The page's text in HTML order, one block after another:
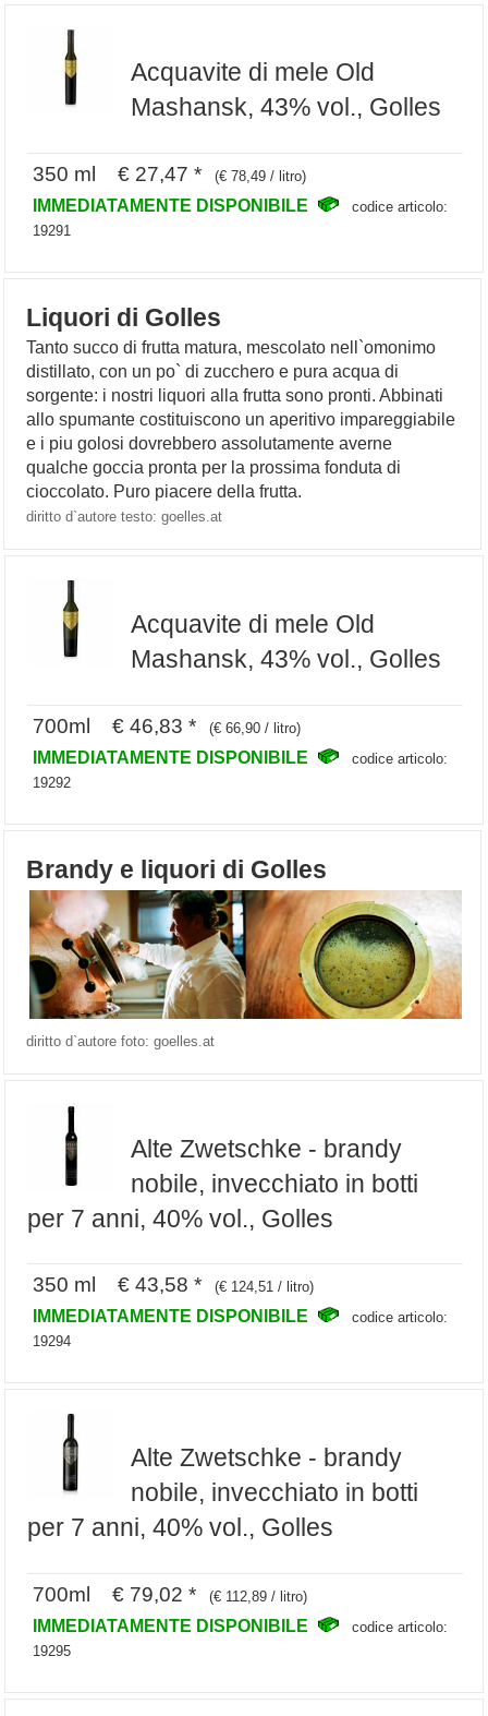
Acquavite di mele Old
Mashansk, 43% vol., Golles
350 ml € 27,47 * (€ 78,49 / litro)
IMMEDIATAMENTE DISPONIBILE
codice articolo:
19291
Liquori di Golles
Tanto succo di frutta matura, mescolato nell`omonimo
distillato, con un po` di zucchero e pura acqua di
sorgente: i nostri liquori alla frutta sono pronti. Abbinati
allo spumante costituiscono un aperitivo impareggiabile
e i piu golosi dovrebbero assolutamente averne
qualche goccia pronta per la prossima fonduta di
cioccolato. Puro piacere della frutta.
diritto d`autore testo: goelles.at
Acquavite di mele Old
Mashansk, 43% vol., Golles
700ml € 46,83 * (€ 66,90 / litro)
IMMEDIATAMENTE DISPONIBILE
codice articolo:
19292
Brandy e liquori di Golles
diritto d`autore foto: goelles.at
Alte Zwetschke - brandy
nobile, invecchiato in botti
per 7 anni, 40% vol., Golles
350 ml € 43,58 * (€ 124,51 / litro)
IMMEDIATAMENTE DISPONIBILE
codice articolo:
19294
Alte Zwetschke - brandy
nobile, invecchiato in botti
per 7 anni, 40% vol., Golles
700ml € 79,02 * (€ 112,89 / litro)
IMMEDIATAMENTE DISPONIBILE
codice articolo:
19295